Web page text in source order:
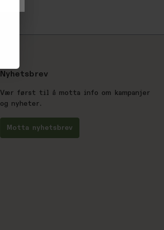
Nyhetsbrev
Vær først til å motta info om kampanjer
og nyheter.
Motta nyhetsbrev